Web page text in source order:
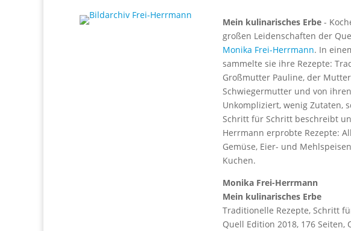
Mein kulinarisches Erbe -
großen Leidenschaften der
Monika Frei-Herrmann. In
sammelte sie ihre Rezepte:
Großmutter Pauline, der
Schwiegermutter und von
Unkompliziert, wenig Zutaten,
Schritt für Schritt beschreibt
Herrmann erprobte Rezepte:
Gemüse, Eier- und
Kuchen.
Monika Frei-Herrmann
Mein kulinarisches Erbe
Traditionelle Rezepte, Schritt
Quell Edition 2018, 176 Seiten,